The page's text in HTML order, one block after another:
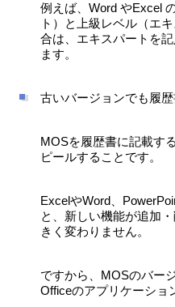
例えば、Word やExcel
ト）と上級レベル（エ
合は、エキスパートを
ます。
古いバージョンでも履
MOSを履歴書に記載す
ピールすることです。
ExcelやWord、
と、新しい機能が追加
きく変わりません。
ですから、MOSのバー
Officeのアプリケーショ